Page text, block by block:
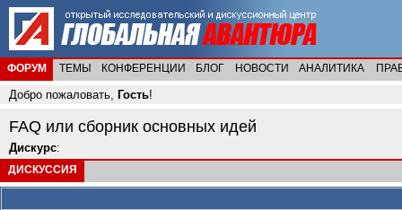
ФОРУМ ТЕМЫ КОНФЕРЕНЦИИ БЛОГ НОВОСТИ АНАЛИТИКА
Добро пожаловать, Гость!
FAQ или сборник основных идей
Дискурс:
ДИСКУССИЯ